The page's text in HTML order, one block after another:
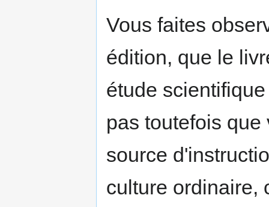
Vous faites
édition, que le
étude
pas toutefois
source
culture ordinaire,